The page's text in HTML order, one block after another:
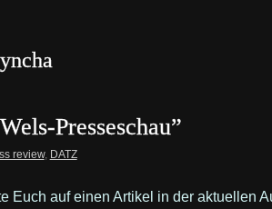
Presseschau”
review, DATZ
Euch auf einen Artikel in der aktuellen